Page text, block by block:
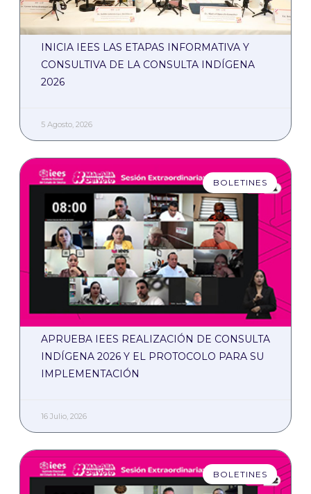
INICIA IEES LAS ETAPAS INFORMATIVA Y
CONSULTIVA DE LA CONSULTA INDÍGENA
2026
5 Agosto, 2026
BOLETINES
APRUEBA IEES REALIZACIÓN DE CONSULTA
INDÍGENA 2026 Y EL PROTOCOLO PARA SU
IMPLEMENTACIÓN
16 Julio, 2026
BOLETINES